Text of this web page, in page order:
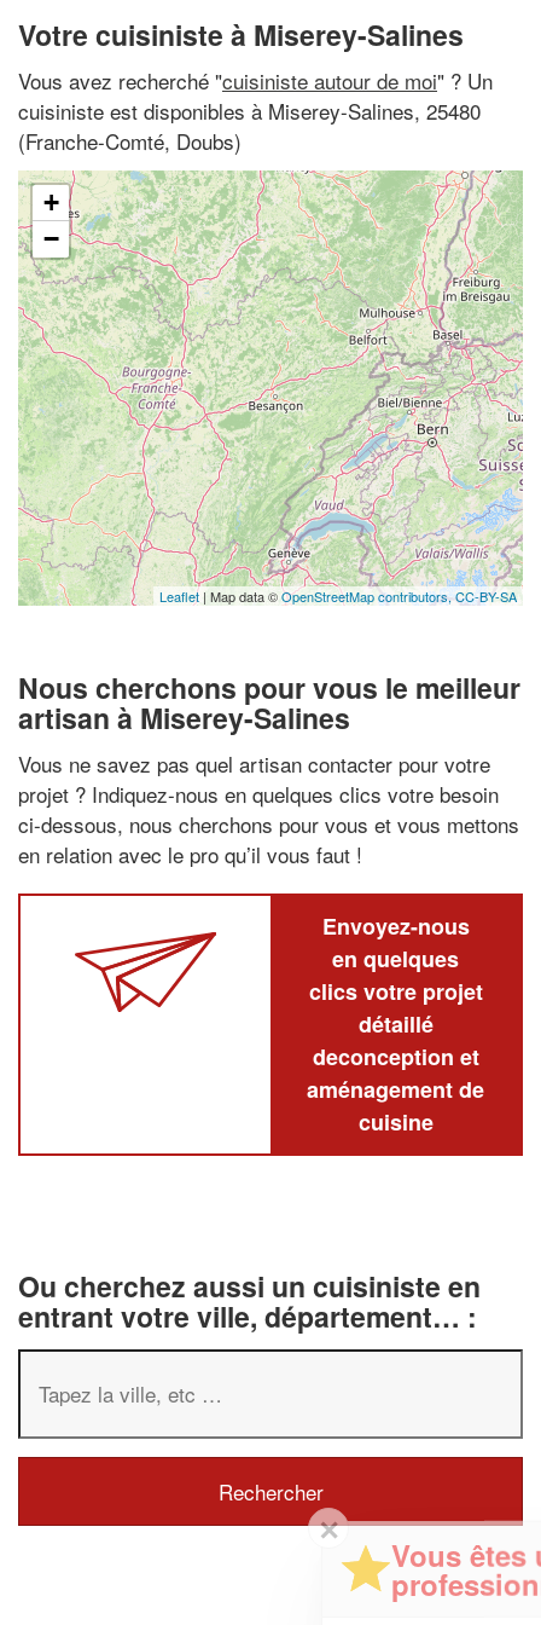
Votre cuisiniste à Miserey-Salines
Vous avez recherché "cuisiniste autour de moi" ? Un
cuisiniste est disponibles à Miserey-Salines, 25480
(Franche-Comté, Doubs)
+
−
Leaflet | Map data ©OpenStreetMap contributors, CC-BY-SA
Nous cherchons pour vous le meilleur
artisan à Miserey-Salines
Vous ne savez pas quel artisan contacter pour votre
projet ? Indiquez-nous en quelques clics votre besoin
ci-dessous, nous cherchons pour vous et vous mettons
en relation avec le pro qu’il vous faut !
Envoyez-nous
en quelques
clics votre projet
détaillé
deconception et
aménagement de
cuisine
Ou cherchez aussi un cuisiniste en
entrant votre ville, département… :
✕
Vous êtes un
professionnel ?